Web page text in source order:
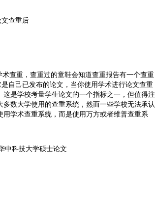
查重，查重过的童鞋会知道查重报告有一个查重
自己已发布的论文，当你使用学术进行论文查重
是学校考量学生论文的一个指标之一，但值得注
数大学使用的查重系统，然而一些学校无法承认
学术查重系统，而是使用万方或者维普查重系